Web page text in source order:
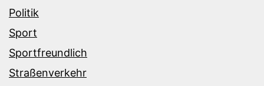
Politik
Sport
Sportfreundlich
Straßenverkehr